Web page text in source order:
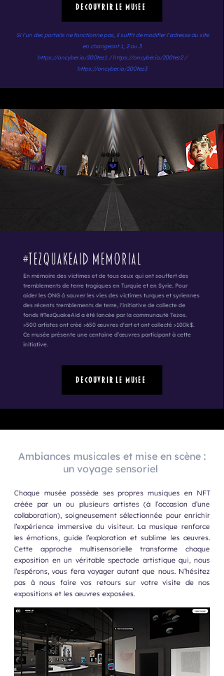
Découvrir le Musée
Si l'un des portails ne fonctionne pas, il suffit de modifier l'adresse du site
en changeant 1, 2 ou 3
https://oncyber.io/200tez1 /https://oncyber.io/200tez2/
https://oncyber.io/200tez3
#TEZQUAKEAID MEMORIAL
En mémoire des victimes et de tous ceux qui ont souffert des
tremblements de terre tragiques en Turquie et en Syrie. Pour
aider les ONG à sauver les vies des victimes turques et syriennes
des récents tremblements de terre, l'initiative de collecte de
fonds #TezQuakeAid a été lancée par la communauté Tezos.
>500 artistes ont créé >650 œuvres d'art et ont collecté >100k$.
Ce musée présente une centaine d’œuvres participant à cette
initiative.
Découvrir le Musée
Ambiances musicales et mise en scène :
un voyage sensoriel
Chaque musée possède ses propres musiques en NFT
créée par un ou plusieurs artistes (à l’occasion d’une
collaboration), soigneusement sélectionnée pour enrichir
l’expérience immersive du visiteur. La musique renforce
les émotions, guide l’exploration et sublime les œuvres.
Cette approche multisensorielle transforme chaque
exposition en un véritable spectacle artistique qui, nous
l’espérons, vous fera voyager autant que nous. N’hésitez
pas à nous faire vos retours sur votre visite de nos
expositions et les œuvres exposées.